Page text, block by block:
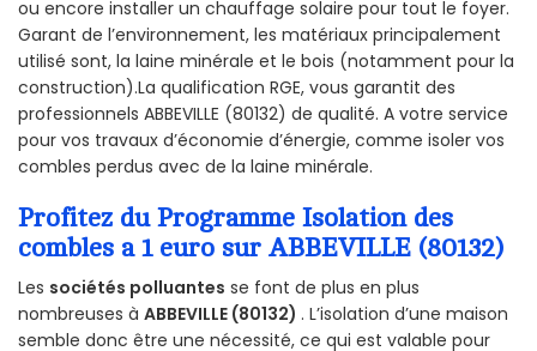
ou encore installer un chauffage solaire pour tout le foyer.
Garant de l’environnement, les matériaux principalement
utilisé sont, la laine minérale et le bois (notamment pour la
construction).La qualification RGE, vous garantit des
professionnels ABBEVILLE (80132) de qualité. A votre service
pour vos travaux d’économie d’énergie, comme isoler vos
combles perdus avec de la laine minérale.
Profitez du Programme Isolation des
combles a 1 euro sur ABBEVILLE (80132)
Les sociétés polluantes se font de plus en plus
nombreuses à ABBEVILLE (80132) . L’isolation d’une maison
semble donc être une nécessité, ce qui est valable pour